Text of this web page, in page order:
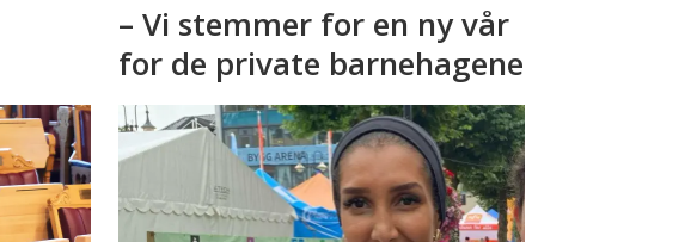
– Vi stemmer for en ny vår
for de private barnehagene